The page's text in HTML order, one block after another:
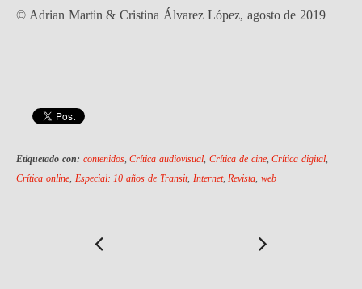
© Adrian Martin & Cristina Álvarez López, agosto de 2019
Etiquetado con: contenidos,Crítica audiovisual,Crítica de cine,Crítica digital,
Crítica online, Especial: 10 años de Transit, Internet,Revista,web